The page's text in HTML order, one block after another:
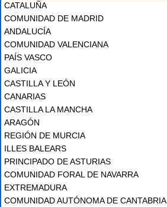
CATALUÑA
COMUNIDAD DE MADRID
ANDALUCÍA
COMUNIDAD VALENCIANA
PAÍS VASCO
GALICIA
CASTILLA Y LEÓN
CANARIAS
CASTILLA LA MANCHA
ARAGÓN
REGIÓN DE MURCIA
ILLES BALEARS
PRINCIPADO DE ASTURIAS
COMUNIDAD FORAL DE NAVARRA
EXTREMADURA
COMUNIDAD AUTÓNOMA DE CANTABRIA